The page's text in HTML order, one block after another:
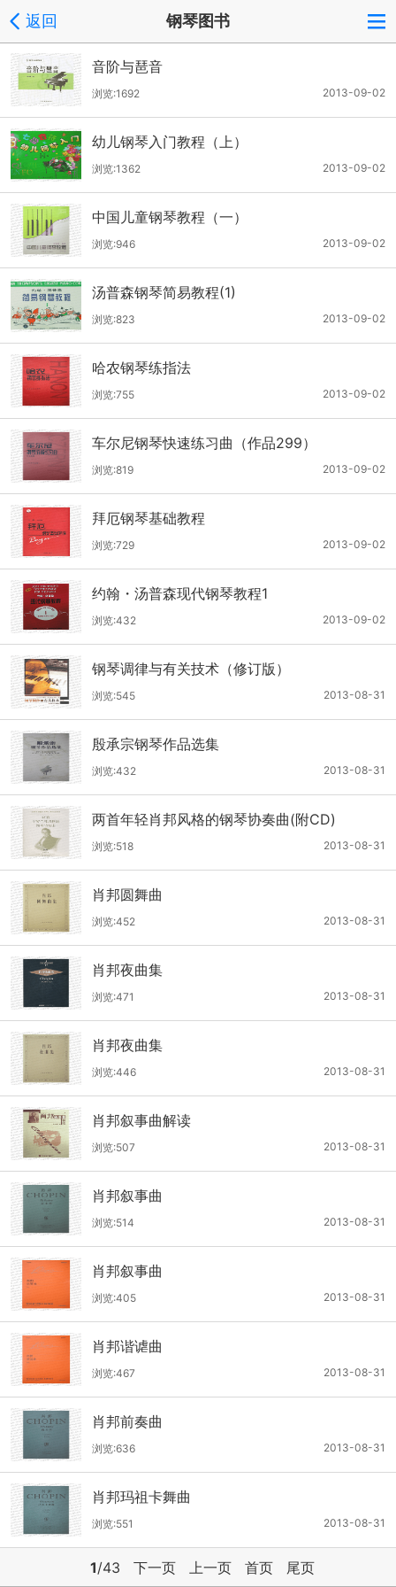
返回 钢琴图书
音阶与琶音
2013-09-02
浏览:1692
幼儿钢琴入门教程（上）
2013-09-02
浏览:1362
中国儿童钢琴教程（一）
2013-09-02
浏览:946
汤普森钢琴简易教程(1)
2013-09-02
浏览:823
哈农钢琴练指法
2013-09-02
浏览:755
车尔尼钢琴快速练习曲（作品299）
2013-09-02
浏览:819
拜厄钢琴基础教程
2013-09-02
浏览:729
约翰・汤普森现代钢琴教程1
2013-09-02
浏览:432
钢琴调律与有关技术（修订版）
2013-08-31
浏览:545
殷承宗钢琴作品选集
2013-08-31
浏览:432
两首年轻肖邦风格的钢琴协奏曲(附CD)
2013-08-31
浏览:518
肖邦圆舞曲
2013-08-31
浏览:452
肖邦夜曲集
2013-08-31
浏览:471
肖邦夜曲集
2013-08-31
浏览:446
肖邦叙事曲解读
2013-08-31
浏览:507
肖邦叙事曲
2013-08-31
浏览:514
肖邦叙事曲
2013-08-31
浏览:405
肖邦谐谑曲
2013-08-31
浏览:467
肖邦前奏曲
2013-08-31
浏览:636
肖邦玛祖卡舞曲
2013-08-31
浏览:551
1/43 下一页 上一页 首页 尾页